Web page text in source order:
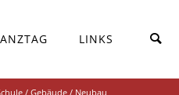
LINKS
/ Gebäude / Neubau